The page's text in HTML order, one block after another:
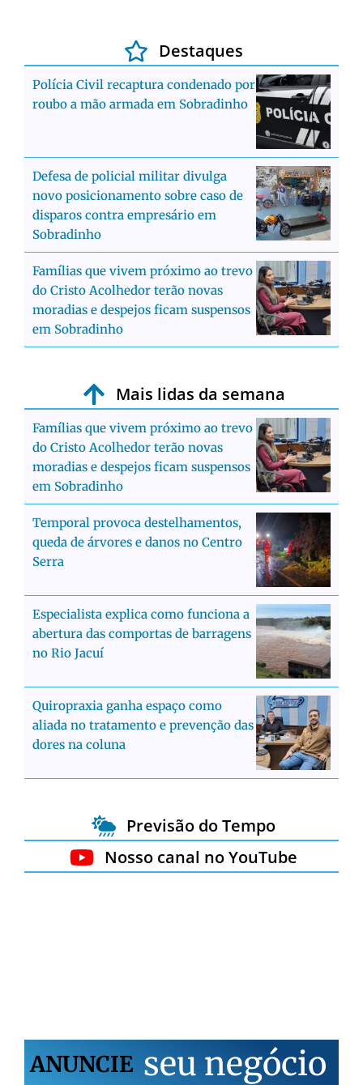
Destaques
Polícia Civil recaptura condenado por
roubo a mão armada em Sobradinho
Defesa de policial militar divulga
novo posicionamento sobre caso de
disparos contra empresário em
Sobradinho
Famílias que vivem próximo ao trevo
do Cristo Acolhedor terão novas
moradias e despejos ficam suspensos
em Sobradinho
Mais lidas da semana
Famílias que vivem próximo ao trevo
do Cristo Acolhedor terão novas
moradias e despejos ficam suspensos
em Sobradinho
Temporal provoca destelhamentos,
queda de árvores e danos no Centro
Serra
Especialista explica como funciona a
abertura das comportas de barragens
no Rio Jacuí
Quiropraxia ganha espaço como
aliada no tratamento e prevenção das
dores na coluna
Previsão do Tempo
Nosso canal no YouTube
ANUNCIE seu negócio